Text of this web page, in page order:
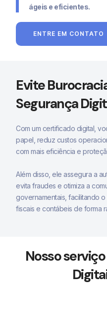
ágeis e eficientes.
ENTRE EM CONTATO
Evite
Segurança
Com um certificado digital,
papel, reduz custos
com mais eficiência e
Além disso, ele assegura a
evita fraudes e otimiza a
governamentais, facilitando
fiscais e contábeis de forma
Nosso